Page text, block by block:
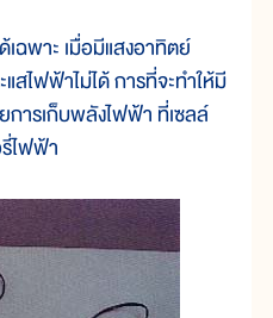
ฉพาะ เมื่อมีแสงอาทิตย์
สไฟฟ้าไม่ได้ การที่จะทำให้มี
การเก็บพลังไฟฟ้า ที่เซลล์
ไฟฟ้า